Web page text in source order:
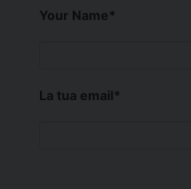
Your Name*
La tua email*